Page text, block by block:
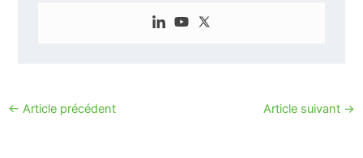
← Article précédent Article suivant →